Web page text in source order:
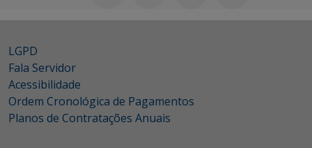
LGPD
Fala Servidor
Acessibilidade
Ordem Cronológica de Pagamentos
Planos de Contratações Anuais